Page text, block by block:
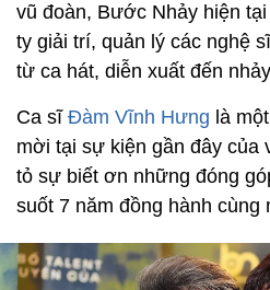
vũ đoàn, Bước Nhảy hiện
ty giải trí, quản lý các nghệ
từ ca hát, diễn xuất đến
Ca sĩ Đàm Vĩnh Hưng là
mời tại sự kiện gần đây của
tỏ sự biết ơn những đóng
suốt 7 năm đồng hành cùng